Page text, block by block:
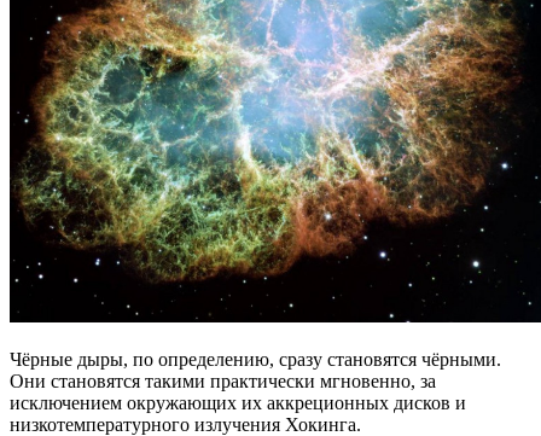
Чёрные дыры, по определению, сразу становятся чёрными.
Они становятся такими практически мгновенно, за
исключением окружающих их аккреционных дисков и
низкотемпературного излучения Хокинга.